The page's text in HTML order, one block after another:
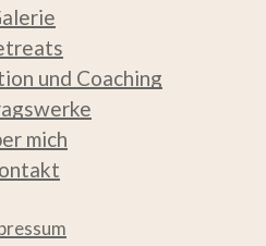
und Coaching
mich